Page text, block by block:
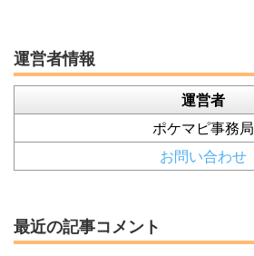
運営者情報
運営者
ポケマピ事務局
お問い合わせ
最近の記事コメント